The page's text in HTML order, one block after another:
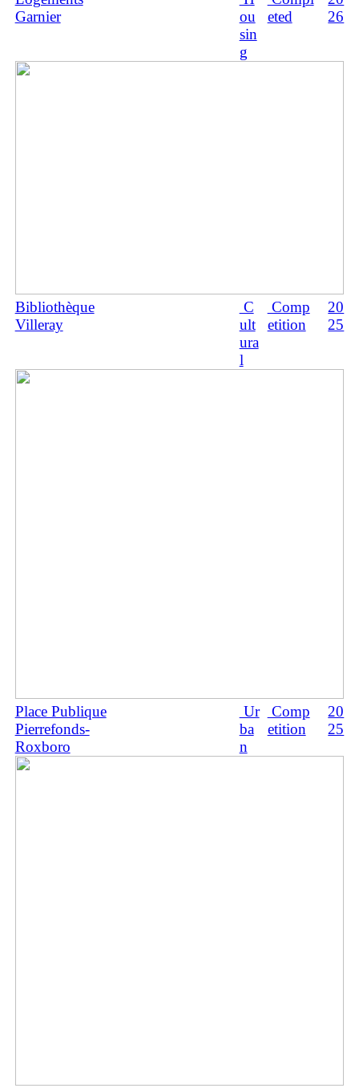
Garnier
ou
sin
g
eted
26
Bibliothèque
Villeray
C
ult
ura
l
Comp
etition
20
25
Place Publique
Pierrefonds-
Roxboro
Ur
ba
n
Comp
etition
20
25